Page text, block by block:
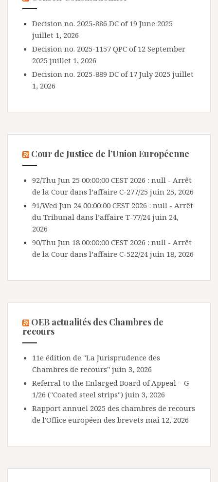
Decision no. 2025-886 DC of 19 June 2025
juillet 1, 2026
Decision no. 2025-1157 QPC of 12 September
2025 juillet 1, 2026
Decision no. 2025-889 DC of 17 July 2025 juillet
1, 2026
Cour de Justice de l’Union Européenne
92/Thu Jun 25 00:00:00 CEST 2026 : null - Arrêt
de la Cour dans l’affaire C-277/25 juin 25, 2026
91/Wed Jun 24 00:00:00 CEST 2026 : null - Arrêt
du Tribunal dans l’affaire T-77/24 juin 24,
2026
90/Thu Jun 18 00:00:00 CEST 2026 : null - Arrêt
de la Cour dans l’affaire C-522/24 juin 18, 2026
OEB actualités des Chambres de
recours
11e édition de "La Jurisprudence des
Chambres de recours" juin 3, 2026
Referral to the Enlarged Board of Appeal – G
1/26 ("Coated steel strips") juin 3, 2026
Rapport annuel 2025 des chambres de recours
de l'Office européen des brevets mai 12, 2026